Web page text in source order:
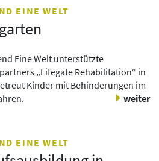
EINE WELT
Eine Welt unterstützte
„Lifegate Rehabilitation“ in
Kinder mit Behinderungen im
weiter
EINE WELT